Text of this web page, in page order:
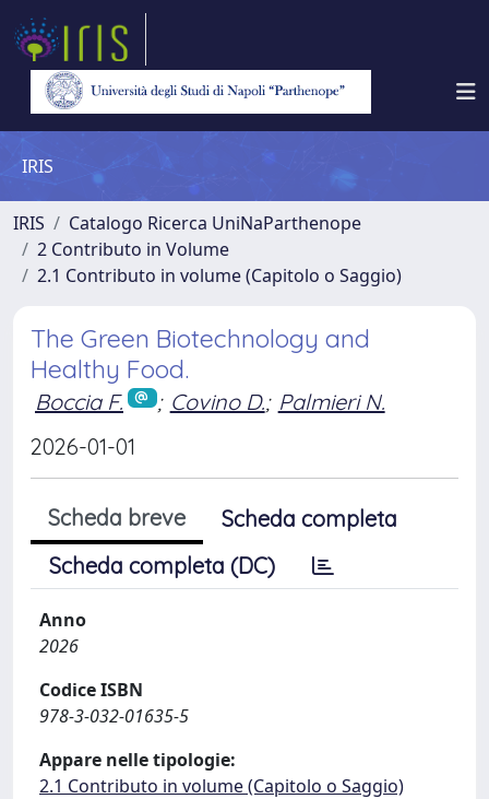
IRIS
IRIS
Catalogo Ricerca UniNaParthenope
2 Contributo in Volume
2.1 Contributo in volume (Capitolo o Saggio)
The Green Biotechnology and
Healthy Food.
Boccia F. ; Covino D.; Palmieri N.
2026-01-01
Scheda breve
Scheda completa
Scheda completa (DC)
Anno
2026
Codice ISBN
978-3-032-01635-5
Appare nelle tipologie:
2.1 Contributo in volume (Capitolo o Saggio)